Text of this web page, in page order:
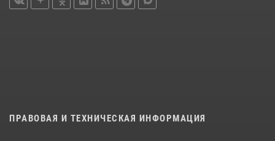
ПРАВОВАЯ И ТЕХНИЧЕСКАЯ ИНФОРМАЦИЯ